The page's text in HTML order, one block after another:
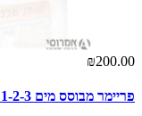
₪200.00
פריימר מבוסס מים 1-2-3 גלון